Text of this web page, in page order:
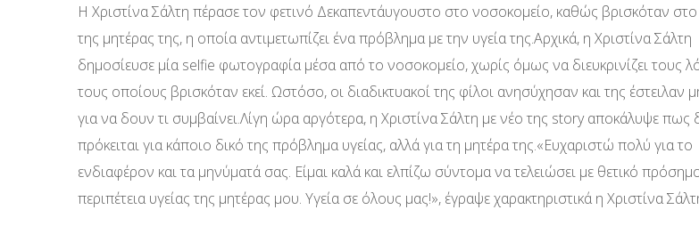
Η Χριστίνα Σάλτη πέρασε τον φετινό Δεκαπεντάυγουστο στο νοσοκομείο, καθώς βρισκόταν
της μητέρας της, η οποία αντιμετωπίζει ένα πρόβλημα με την υγεία της.Αρχικά, η Χριστίνα Σάλτη
δημοσίευσε μία selfie φωτογραφία μέσα από το νοσοκομείο, χωρίς όμως να διευκρινίζει τους
τους οποίους βρισκόταν εκεί. Ωστόσο, οι διαδικτυακοί της φίλοι ανησύχησαν και της έστειλαν
για να δουν τι συμβαίνει.Λίγη ώρα αργότερα, η Χριστίνα Σάλτη με νέο της story αποκάλυψε πως
πρόκειται για κάποιο δικό της πρόβλημα υγείας, αλλά για τη μητέρα της.«Ευχαριστώ πολύ για το
ενδιαφέρον και τα μηνύματά σας. Είμαι καλά και ελπίζω σύντομα να τελειώσει με θετικό
περιπέτεια υγείας της μητέρας μου. Υγεία σε όλους μας!», έγραψε χαρακτηριστικά η Χριστίνα